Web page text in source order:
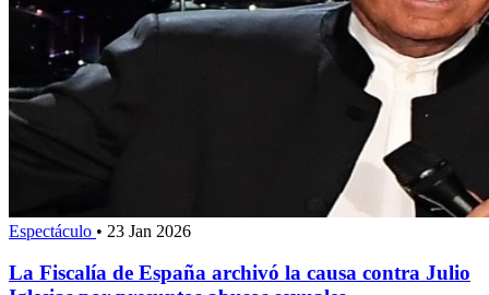
Espectáculo • 23 Jan 2026
La Fiscalía de España archivó la causa contra Julio